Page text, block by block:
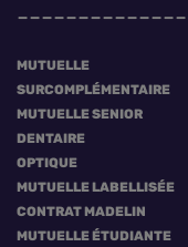
MUTUELLE
SURCOMPLÉMENTAIRE
MUTUELLE SENIOR
DENTAIRE
OPTIQUE
MUTUELLE LABELLISÉE
CONTRAT MADELIN
MUTUELLE ÉTUDIANTE